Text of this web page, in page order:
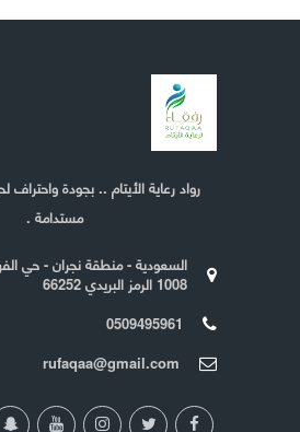
رواد رعاية الأيتام .. بجودة واحتراف
مستدامة .
السعودية - منطقة نجران - حي
1008 الرمز البريدي 66252
0509495961
rufaqaa@gmail.com